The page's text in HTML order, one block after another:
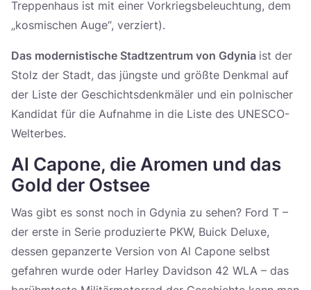
Treppenhaus ist mit einer Vorkriegsbeleuchtung, dem
„kosmischen Auge“, verziert).
Das modernistische Stadtzentrum von Gdynia ist der
Stolz der Stadt, das jüngste und größte Denkmal auf
der Liste der Geschichtsdenkmäler und ein polnischer
Kandidat für die Aufnahme in die Liste des UNESCO-
Welterbes.
Al Capone, die Aromen und das
Gold der Ostsee
Was gibt es sonst noch in Gdynia zu sehen? Ford T –
der erste in Serie produzierte PKW, Buick Deluxe,
dessen gepanzerte Version von Al Capone selbst
gefahren wurde oder Harley Davidson 42 WLA – das